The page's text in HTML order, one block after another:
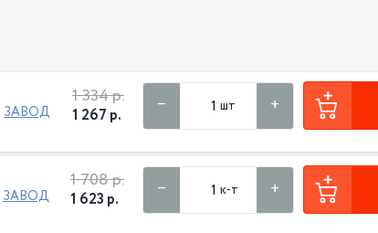
ЗАВОД
1 334 р.
1 267 р. шт
ЗАВОД
1 708 р.
1 623 р. к-т